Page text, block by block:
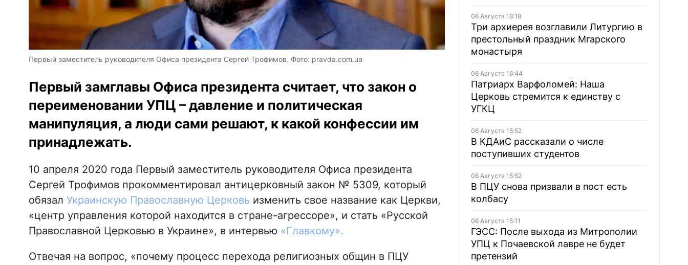
Первый заместитель руководителя Офиса президента Сергей Трофимов. Фото: pravda.com.ua
Первый замглавы Офиса президента считает, что закон о
переименовании УПЦ – давление и политическая
манипуляция, а люди сами решают, к какой конфессии им
принадлежать.
10 апреля 2020 года Первый заместитель руководителя Офиса президента
Сергей Трофимов прокомментировал антицерковный закон № 5309, который
обязал Украинскую Православную Церковь изменить свое название как Церкви,
«центр управления которой находится в стране-агрессоре», и стать «Русской
Православной Церковью в Украине», в интервью «Главкому».
Отвечая на вопрос, «почему процесс перехода религиозных общин в ПЦУ
06 Августа 18:18
Три архиерея возглавили Литургию в
престольный праздник Мгарского
монастыря
06 Августа 16:44
Патриарх Варфоломей: Наша
Церковь стремится к единству с
УГКЦ
06 Августа 15:52
В КДАиС рассказали о числе
поступивших студентов
06 Августа 15:52
В ПЦУ снова призвали в пост есть
колбасу
06 Августа 15:11
ГЭСС: После выхода из Митрополии
УПЦ к Почаевской лавре не будет
претензий